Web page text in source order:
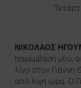
ΝΙΚΟΛΑΟΣ
παρέμβασή μου,
λίγο στον
από λίγη ώρα. Ο